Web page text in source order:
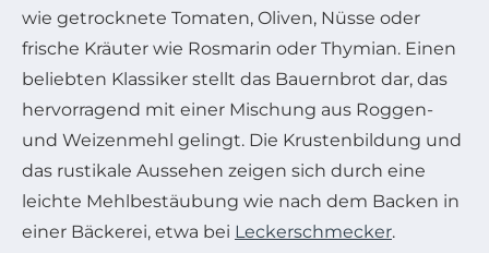
wie getrocknete Tomaten, Oliven, Nüsse oder
frische Kräuter wie Rosmarin oder Thymian. Einen
beliebten Klassiker stellt das Bauernbrot dar, das
hervorragend mit einer Mischung aus Roggen-
und Weizenmehl gelingt. Die Krustenbildung und
das rustikale Aussehen zeigen sich durch eine
leichte Mehlbestäubung wie nach dem Backen in
einer Bäckerei, etwa bei Leckerschmecker.